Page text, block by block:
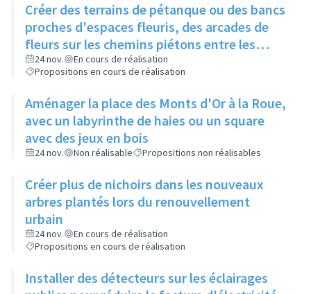
Créer des terrains de pétanque ou des bancs
proches d'espaces fleuris, des arcades de
fleurs sur les chemins piétons entre les
immeubles
24 nov.
En cours de réalisation
Propositions en cours de réalisation
Aménager la place des Monts d'Or à la Roue,
avec un labyrinthe de haies ou un square
avec des jeux en bois
24 nov. Non réalisable Propositions non réalisables
Créer plus de nichoirs dans les nouveaux
arbres plantés lors du renouvellement
urbain
24 nov.
En cours de réalisation
Propositions en cours de réalisation
Installer des détecteurs sur les éclairages